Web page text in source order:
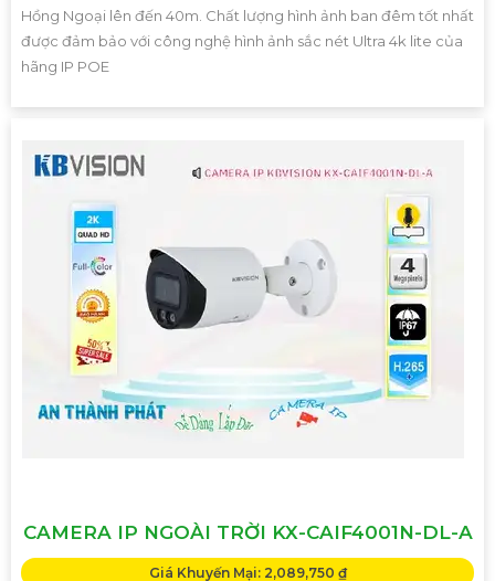
Hồng Ngoại lên đến 40m. Chất lượng hình ảnh ban đêm tốt nhất
được đảm bảo với công nghệ hình ảnh sắc nét Ultra 4k lite của
hãng IP POE
CAMERA IP NGOÀI TRỜI KX-CAIF4001N-DL-A
Giá Khuyến Mại: 2,089,750 ₫